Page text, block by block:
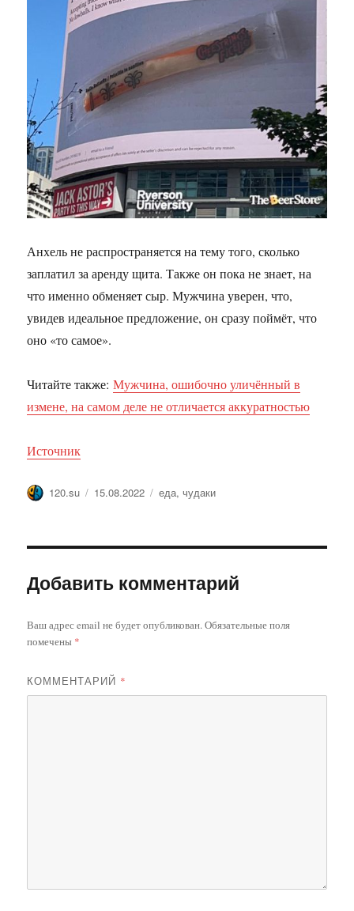
Анхель не распространяется на тему того, сколько
заплатил за аренду щита. Также он пока не знает, на
что именно обменяет сыр. Мужчина уверен, что,
увидев идеальное предложение, он сразу поймёт, что
оно «то самое».
Читайте также:Мужчина, ошибочно уличённый в
измене, на самом деле не отличается аккуратностью
Источник
Автор
120.su Опубликовано
15.08.2022 Метки
еда,чудаки
Добавить комментарий
Ваш адрес email не будет опубликован.Обязательные поля
помечены *
КОММЕНТАРИЙ *